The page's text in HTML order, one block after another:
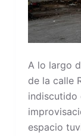
A lo largo
de la calle
indiscutido
espacio